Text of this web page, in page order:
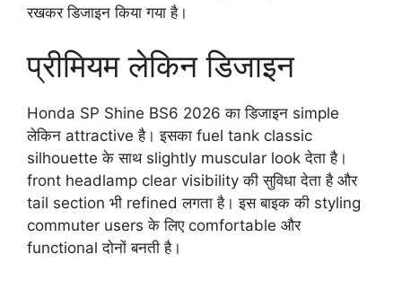
रखकर डिजाइन किया गया है।
प्रीमियम लेकिन डिजाइन
Honda SP Shine BS6 2026 का डिजाइन simple
लेकिन attractive है। इसका fuel tank classic
silhouette के साथ slightly muscular look देता है।
front headlamp clear visibility की सुविधा देता है और
tail section भी refined लगता है। इस बाइक की styling
commuter users के लिए comfortable और
functional दोनों बनती है।